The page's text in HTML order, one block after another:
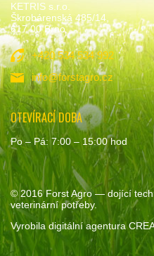
KETRIS s.r.o.
Škrobárenská 485/14,
617 00 Brno
+420 534 534 992
info@forstagro.cz
OTEVÍRACÍ DOBA
Po – Pá: 7:00 – 15:00 hod
© 2016Forst Agro— dojící
veterinární potřeby.
Vyrobila digitální agentura